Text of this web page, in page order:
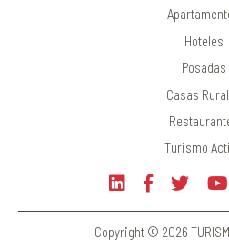
Hoteles
Posadas
Casas
Turismo
Copyright © 2026